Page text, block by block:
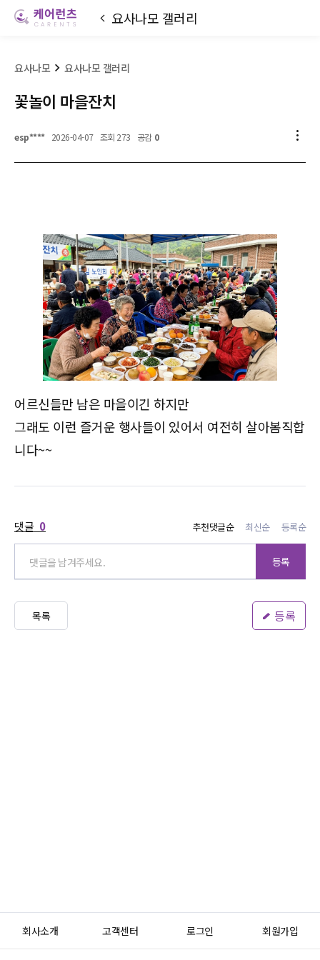
요사나모 갤러리
요사나모 요사나모 갤러리
꽃놀이 마을잔치
esp**** 2026-04-07 조회 273 공감 0
어르신들만 남은 마을이긴 하지만
그래도 이런 즐거운 행사들이 있어서 여전히 살아봄직합
니다~~
댓글 0 추천댓글순 최신순 등록순
등록
목록 등록
회사소개 고객센터 로그인 회원가입